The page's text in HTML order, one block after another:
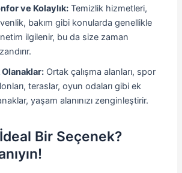
ve Kolaylık: Temizlik hizmetleri,
bakım gibi konularda genellikle
ilgilenir, bu da size zaman
Olanaklar: Ortak çalışma alanları, spor
teraslar, oyun odaları gibi ek
yaşam alanınızı zenginleştirir.
Bir Seçenek?